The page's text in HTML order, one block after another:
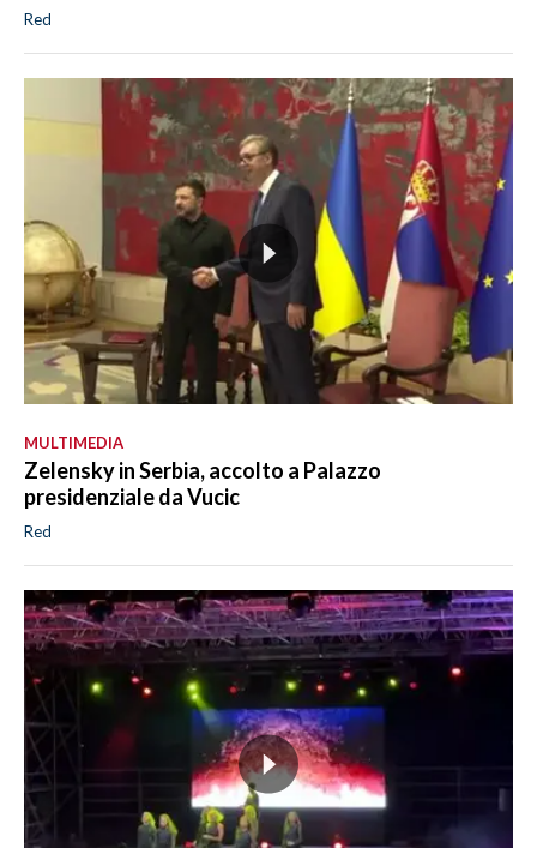
Red
MULTIMEDIA
Zelensky in Serbia, accolto a Palazzo
presidenziale da Vucic
Red